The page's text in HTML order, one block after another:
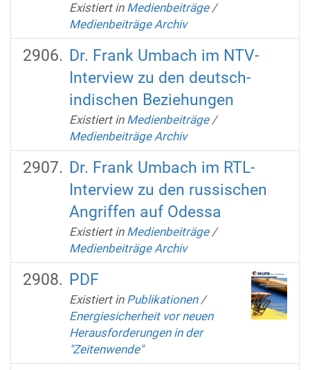
Existiert in Medienbeiträge /
Medienbeiträge Archiv
Dr. Frank Umbach im NTV-
Interview zu den deutsch-
indischen Beziehungen
Existiert in Medienbeiträge /
Medienbeiträge Archiv
Dr. Frank Umbach im RTL-
Interview zu den russischen
Angriffen auf Odessa
Existiert in Medienbeiträge /
Medienbeiträge Archiv
PDF
Existiert in Publikationen /
Energiesicherheit vor neuen
Herausforderungen in der
"Zeitenwende"